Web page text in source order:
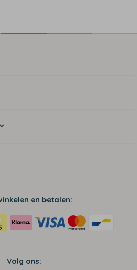
en betalen:
Volg ons: